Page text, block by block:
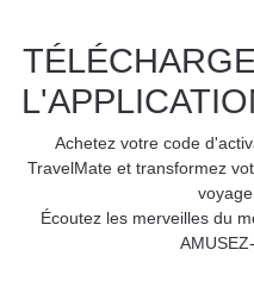
Achetez votre code
TravelMate et transformez
Écoutez les merveilles du